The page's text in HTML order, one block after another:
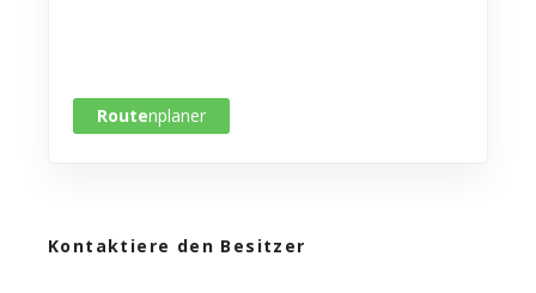
Routenplaner
Kontaktiere den Besitzer